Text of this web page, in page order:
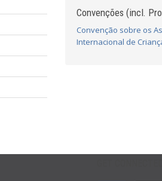
Convenções (incl.
Convenção sobre os
Internacional de